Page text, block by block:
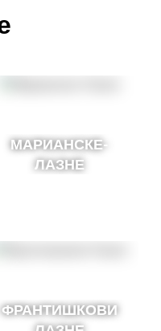
МАРИАНСКЕ-
ЛАЗНЕ
ФРАНТИШКОВИ